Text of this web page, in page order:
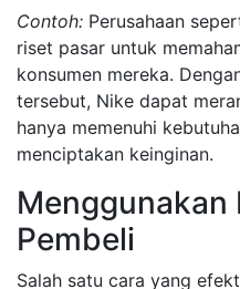
Contoh: Perusahaan
riset pasar untuk
konsumen mereka.
tersebut, Nike dapat
hanya memenuhi
menciptakan keinginan.
Menggunakan
Pembeli
Salah satu cara yang